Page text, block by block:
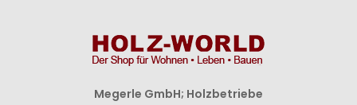
Megerle GmbH; Holzbetriebe